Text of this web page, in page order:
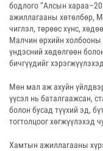
бодлого “Алсын
ажиллагааны хөтөлбөр,
чиглэл, төрөөс хүнс,
Малчин өрхийн холбооны
үндэсний хөдөлгөөн
бичгүүдийг
Мөн мал аж ахуйн
үүсэл нь баталгаажсан,
болон бусад түүхий эд,
тогтолцоог хөгжүүлэхэд
Хамтын ажиллагааны